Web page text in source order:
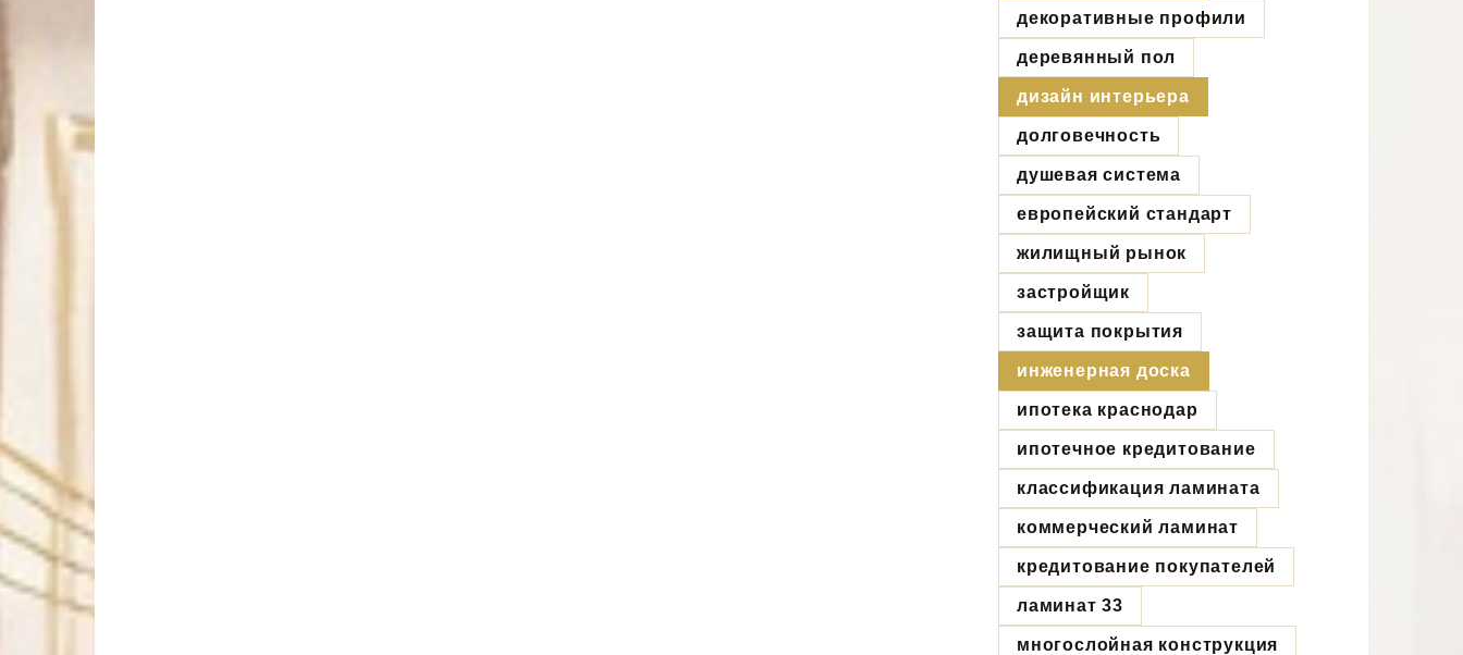
декоративные профили
деревянный пол
дизайн интерьера
долговечность
душевая система
европейский стандарт
жилищный рынок
застройщик
защита покрытия
инженерная доска
ипотека краснодар
ипотечное кредитование
классификация ламината
коммерческий ламинат
кредитование покупателей
ламинат 33
многослойная конструкция